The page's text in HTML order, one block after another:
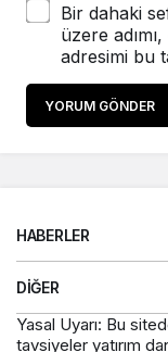
Bir dahaki
üzere
adresimi bu
YORUM GÖNDER
HABERLER
DIĞER
Yasal Uyarı: Bu
tavsiyeler yatırım